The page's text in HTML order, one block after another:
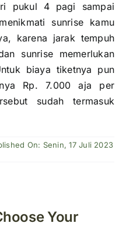
pukul 4 pagi sampai
sunrise kamu
karena jarak tempuh
sunrise memerlukan
biaya tiketnya pun
Rp. 7.000 aja per
sudah termasuk
On: Senin, 17 Juli 2023
Your